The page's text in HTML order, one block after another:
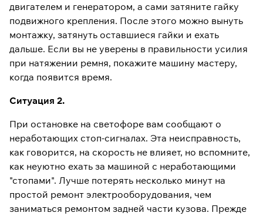
двигателем и генератором, а сами затяните гайку
подвижного крепления. После этого можно вынуть
монтажку, затянуть оставшиеся гайки и ехать
дальше. Если вы не уверены в правильности усилия
при натяжении ремня, покажите машину мастеру,
когда появится время.
Ситуация 2.
При остановке на светофоре вам сообщают о
неработающих стоп-сигналах. Эта неисправность,
как говорится, на скорость не влияет, но вспомните,
как неуютно ехать за машиной с неработающими
"стопами". Лучше потерять несколько минут на
простой ремонт электрооборудования, чем
заниматься ремонтом задней части кузова. Прежде